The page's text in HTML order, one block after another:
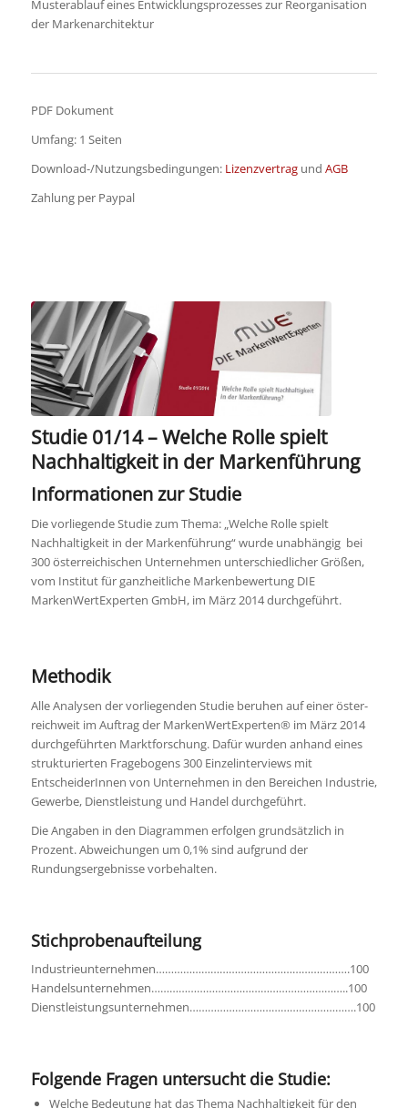
Musterablauf eines Entwicklungsprozesses zur Reorganisation
der Markenarchitektur
PDF Dokument
Umfang: 1 Seiten
Download-/Nutzungsbedingungen: Lizenzvertragund AGB
Zahlung per Paypal
Studie 01/14 – Welche Rolle spielt
Nachhaltigkeit in der Markenführung
Informationen zur Studie
Die vorliegende Studie zum Thema: „Welche Rolle spielt
Nachhaltigkeit in der Markenführung“ wurde unabhängig bei
300 österreichischen Unternehmen unterschiedlicher Größen,
vom Institut für ganzheitliche Markenbewertung DIE
MarkenWertExperten GmbH, im März 2014 durchgeführt.
Methodik
Alle Analysen der vorliegenden Studie beruhen auf einer öster­­
reich­weit im Auftrag der MarkenWertExperten® im März 2014
durchgeführten Marktforschung. Dafür wurden anhand eines
strukturier­ten Fragebogens 300 Einzelinterviews mit
EntscheiderInnen von Unternehmen in den Bereichen Industrie,
Gewerbe, Dienstleistung und Handel durchgeführt.
Die Angaben in den Diagrammen erfolgen grundsätzlich in
Prozent. Abweichungen um 0,1% sind aufgrund der
Rundungsergebnisse vorbehalten.
Stichprobenaufteilung
Industrieunternehmen……………………………………………………….100
Handelsunternehmen………………………………………………………..100
Dienstleistungsunternehmen……………………………………………….100
Folgende Fragen untersucht die Studie:
Welche Bedeutung hat das Thema Nachhaltigkeit für den